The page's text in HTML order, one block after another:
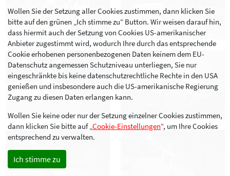
Wollen Sie der Setzung aller Cookies zustimmen, dann klicken Sie
bitte auf den grünen „Ich stimme zu“ Button. Wir weisen darauf hin,
dass hiermit auch der Setzung von Cookies US-amerikanischer
Anbieter zugestimmt wird, wodurch Ihre durch das entsprechende
Cookie erhobenen personenbezogenen Daten keinem dem EU-
Datenschutz angemessen Schutzniveau unterliegen, Sie nur
eingeschränkte bis keine datenschutzrechtliche Rechte in den USA
genießen und insbesondere auch die US-amerikanische Regierung
Zugang zu diesen Daten erlangen kann.
Wollen Sie keine oder nur der Setzung einzelner Cookies zustimmen,
dann klicken Sie bitte auf „Cookie-Einstellungen“, um Ihre Cookies
entsprechend zu verwalten.
Ich stimme zu